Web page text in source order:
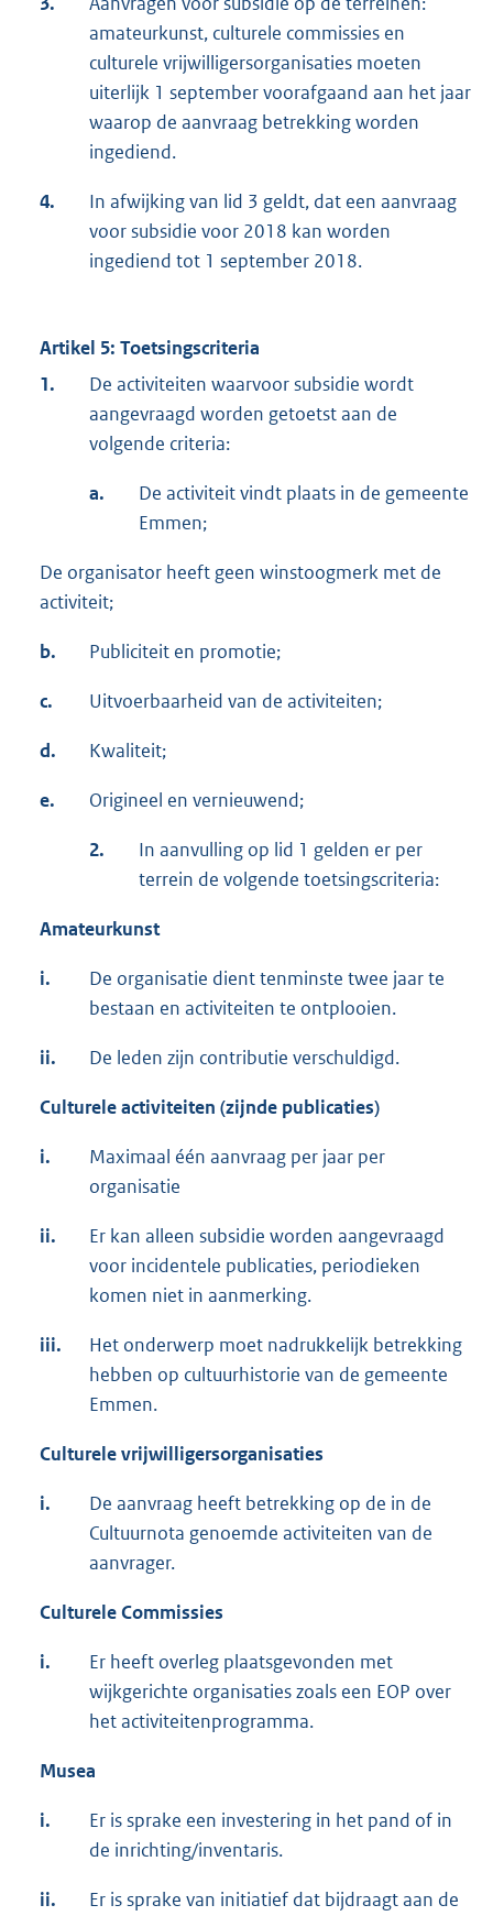
amateurkunst, culturele commissies en
culturele vrijwilligersorganisaties moeten
uiterlijk 1 september voorafgaand aan het jaar
waarop de aanvraag betrekking worden
ingediend.
4.
In afwijking van lid 3 geldt, dat een aanvraag
voor subsidie voor 2018 kan worden
ingediend tot 1 september 2018.
Artikel 5: Toetsingscriteria
1.
De activiteiten waarvoor subsidie wordt
aangevraagd worden getoetst aan de
volgende criteria:
a.
De activiteit vindt plaats in de gemeente
Emmen;
De organisator heeft geen winstoogmerk met de
activiteit;
b. Publiciteit en promotie;
c. Uitvoerbaarheid van de activiteiten;
d. Kwaliteit;
e. Origineel en vernieuwend;
2.
In aanvulling op lid 1 gelden er per
terrein de volgende toetsingscriteria:
Amateurkunst
i.
De organisatie dient tenminste twee jaar te
bestaan en activiteiten te ontplooien.
ii. De leden zijn contributie verschuldigd.
Culturele activiteiten (zijnde publicaties)
i.
Maximaal één aanvraag per jaar per
organisatie
ii.
Er kan alleen subsidie worden aangevraagd
voor incidentele publicaties, periodieken
komen niet in aanmerking.
iii.
Het onderwerp moet nadrukkelijk betrekking
hebben op cultuurhistorie van de gemeente
Emmen.
Culturele vrijwilligersorganisaties
i.
De aanvraag heeft betrekking op de in de
Cultuurnota genoemde activiteiten van de
aanvrager.
Culturele Commissies
i.
Er heeft overleg plaatsgevonden met
wijkgerichte organisaties zoals een EOP over
het activiteitenprogramma.
Musea
i.
Er is sprake een investering in het pand of in
de inrichting/inventaris.
ii.
Er is sprake van initiatief dat bijdraagt aan de